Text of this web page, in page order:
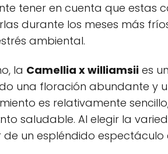
tener en cuenta que estas
durante los meses más
ambiental.
la Camellia x williamsii es
una floración abundante y
es relativamente
saludable. Al elegir la
un espléndido